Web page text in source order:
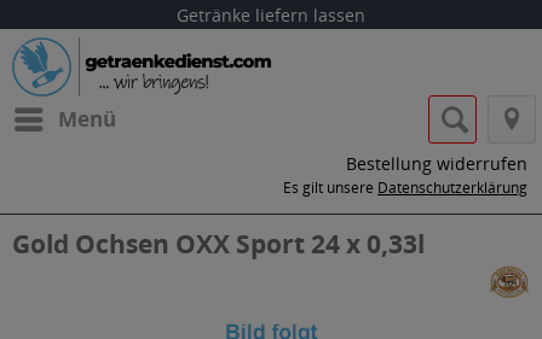
Getränke liefern lassen
Menü
Bestellung widerrufen
Es gilt unsere Datenschutzerklärung
Gold Ochsen OXX Sport 24 x 0,33l